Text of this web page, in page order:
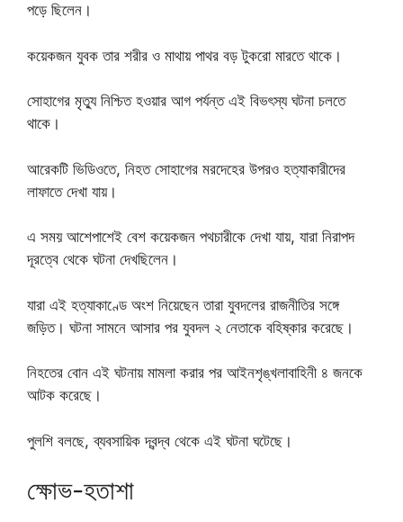
পড়ে ছিলেন।
কয়েকজন যুবক তার শরীর ও মাথায় পাথর বড় টুকরো মারতে থাকে।
সোহাগের মৃত্যু নিশ্চিত হওয়ার আগ পর্যন্ত এই বিভৎস্য ঘটনা চলতে
থাকে।
আরেকটি ভিডিওতে, নিহত সোহাগের মরদেহের উপরও হত্যাকারীদের
লাফাতে দেখা যায়।
এ সময় আশেপাশেই বেশ কয়েকজন পথচারীকে দেখা যায়, যারা নিরাপদ
দূরত্বে থেকে ঘটনা দেখছিলেন।
যারা এই হত্যাকাণ্ডে অংশ নিয়েছেন তারা যুবদলের রাজনীতির সঙ্গে
জড়িত। ঘটনা সামনে আসার পর যুবদল ২ নেতাকে বহিষ্কার করেছে।
নিহতের বোন এই ঘটনায় মামলা করার পর আইনশৃঙ্খলাবাহিনী ৪ জনকে
আটক করেছে।
পুলশি বলছে, ব্যবসায়িক দ্বন্দ্ব থেকে এই ঘটনা ঘটেছে।
ক্ষোভ-হতাশা